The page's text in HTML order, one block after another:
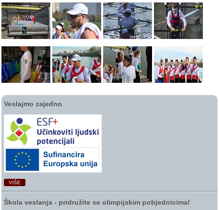
Veslajmo zajedno
VIŠE
Škola veslanja ‑ pridružite se olimpijskim pobjednicima!